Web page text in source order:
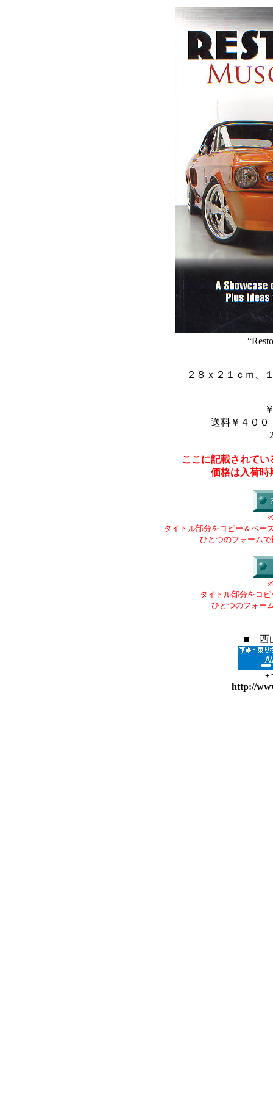
２８ｘ２１ｃｍ、
送料￥４００
ここに記載されて
価格は入荷時
タイトル部分をコピー＆ペー
ひとつのフォーム
タイトル部分をコ
ひとつのフォー
■ 西
+
http://